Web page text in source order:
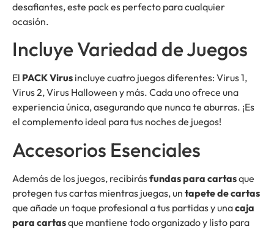
desafiantes, este pack es perfecto para cualquier
ocasión.
Incluye Variedad de Juegos
El PACK Virus incluye cuatro juegos diferentes: Virus 1,
Virus 2, Virus Halloween y más. Cada uno ofrece una
experiencia única, asegurando que nunca te aburras. ¡Es
el complemento ideal para tus noches de juegos!
Accesorios Esenciales
Además de los juegos, recibirásfundas para cartasque
protegen tus cartas mientras juegas, un tapete de cartas
que añade un toque profesional a tus partidas y unacaja
para cartasque mantiene todo organizado y listo para